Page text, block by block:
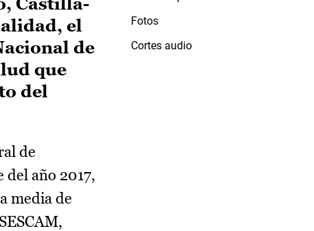
el
de
que
del
de
del año 2017,
media de
Fotos
Cortes audio